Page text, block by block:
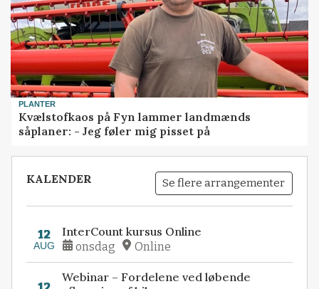
PLANTER
Kvælstofkaos på Fyn lammer landmænds
såplaner: - Jeg føler mig pisset på
KALENDER Se flere arrangementer
12
AUG
InterCount kursus Online
onsdag Online
Webinar – Fordelene ved løbende